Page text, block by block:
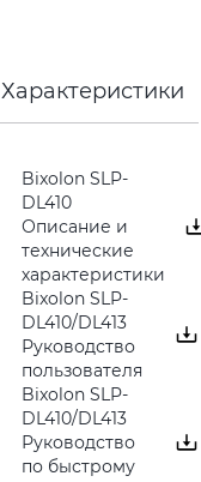
Характеристики
Bixolon SLP-
DL410
Описание и
технические
характеристики
Bixolon SLP-
DL410/DL413
Руководство
пользователя
Bixolon SLP-
DL410/DL413
Руководство
по быстрому